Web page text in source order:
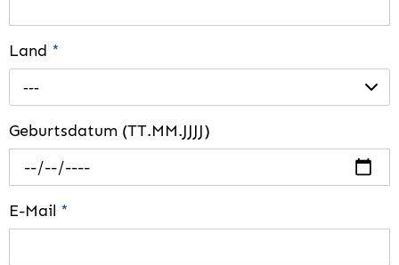
Land *
---
Geburtsdatum (TT.MM.JJJJ)
E-Mail *